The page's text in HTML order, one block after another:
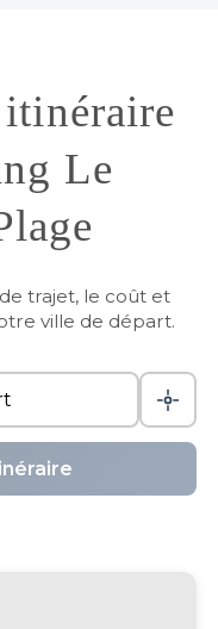
Le
trajet, le coût et
ville de départ.